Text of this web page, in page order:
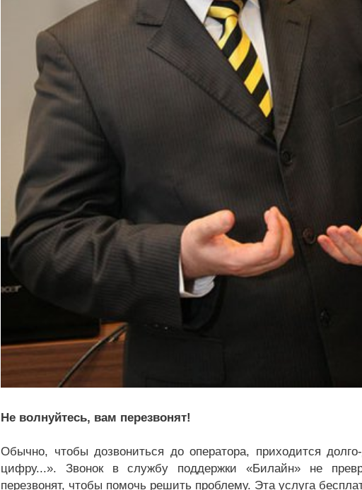
Не волнуйтесь, вам перезвонят!
Обычно, чтобы дозвониться до оператора, приходится
цифру...». Звонок в службу поддержки «Билайн» не
перезвонят, чтобы помочь решить проблему. Эта услуга